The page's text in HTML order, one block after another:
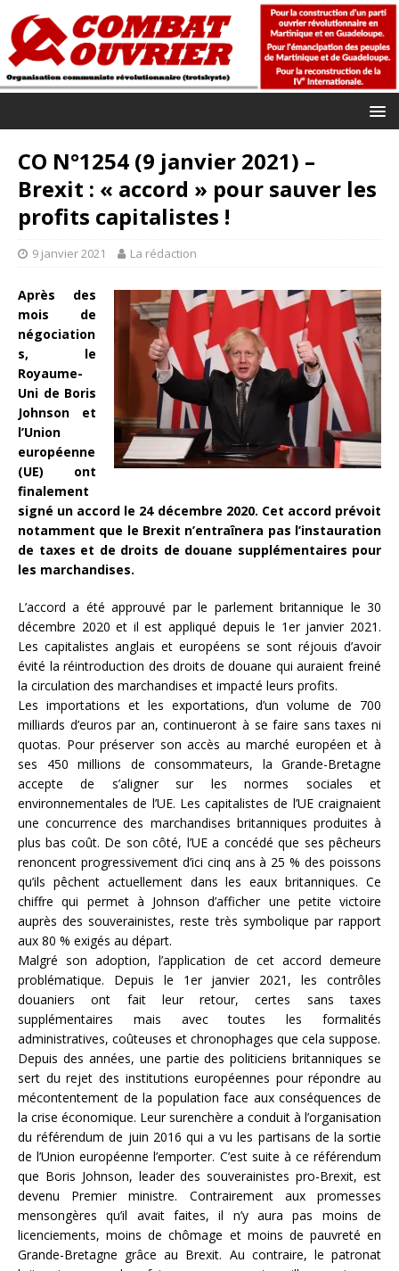
CO N°1254 (9 janvier 2021) –
Brexit : « accord » pour sauver les
profits capitalistes !
9 janvier 2021 La rédaction
Après des
mois de
négociation
s, le
Royaume-
Uni de Boris
Johnson et
l’Union
européenne
(UE) ont
finalement
signé un accord le 24 décembre 2020. Cet accord prévoit
notamment que le Brexit n’entraînera pas l’instauration
de taxes et de droits de douane supplémentaires pour
les marchandises.
L’accord a été approuvé par le parlement britannique le 30
décembre 2020 et il est appliqué depuis le 1er janvier 2021.
Les capitalistes anglais et européens se sont réjouis d’avoir
évité la réintroduction des droits de douane qui auraient freiné
la circulation des marchandises et impacté leurs profits.
Les importations et les exportations, d’un volume de 700
milliards d’euros par an, continueront à se faire sans taxes ni
quotas. Pour préserver son accès au marché européen et à
ses 450 millions de consommateurs, la Grande-Bretagne
accepte de s’aligner sur les normes sociales et
environnementales de l’UE. Les capitalistes de l’UE craignaient
une concurrence des marchandises britanniques produites à
plus bas coût. De son côté, l’UE a concédé que ses pêcheurs
renoncent progressivement d’ici cinq ans à 25 % des poissons
qu’ils pêchent actuellement dans les eaux britanniques. Ce
chiffre qui permet à Johnson d’afficher une petite victoire
auprès des souverainistes, reste très symbolique par rapport
aux 80 % exigés au départ.
Malgré son adoption, l’application de cet accord demeure
problématique. Depuis le 1er janvier 2021, les contrôles
douaniers ont fait leur retour, certes sans taxes
supplémentaires mais avec toutes les formalités
administratives, coûteuses et chronophages que cela suppose.
Depuis des années, une partie des politiciens britanniques se
sert du rejet des institutions européennes pour répondre au
mécontentement de la population face aux conséquences de
la crise économique. Leur surenchère a conduit à l’organisation
du référendum de juin 2016 qui a vu les partisans de la sortie
de l’Union européenne l’emporter. C’est suite à ce référendum
que Boris Johnson, leader des souverainistes pro-Brexit, est
devenu Premier ministre. Contrairement aux promesses
mensongères qu’il avait faites, il n’y aura pas moins de
licenciements, moins de chômage et moins de pauvreté en
Grande-Bretagne grâce au Brexit. Au contraire, le patronat